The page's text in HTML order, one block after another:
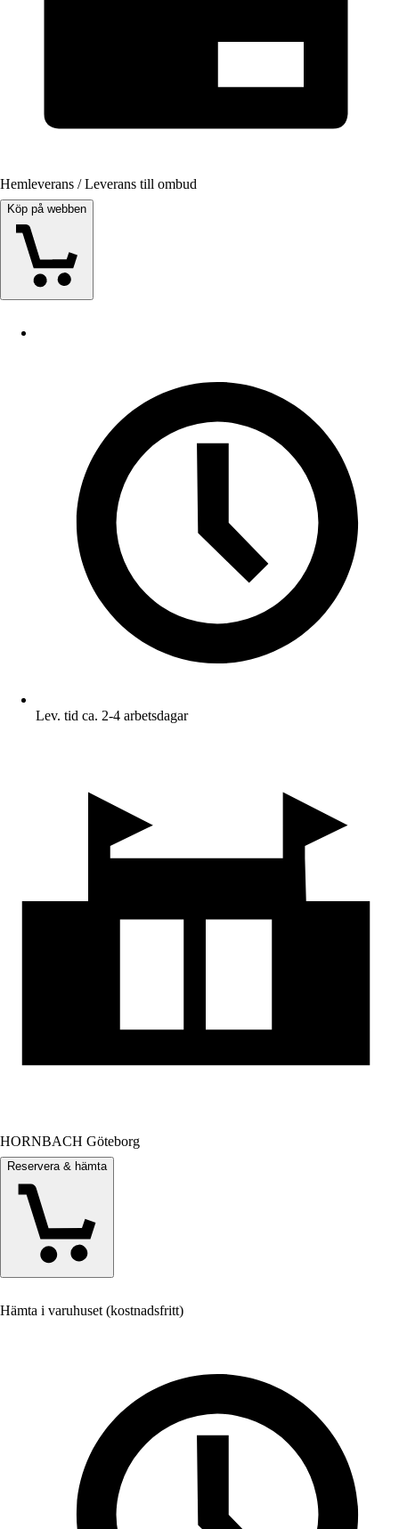
Hemleverans / Leverans till ombud
Köp på webben
Lev. tid ca. 2-4 arbetsdagar
HORNBACH Göteborg
Reservera & hämta
Hämta i varuhuset (kostnadsfritt)